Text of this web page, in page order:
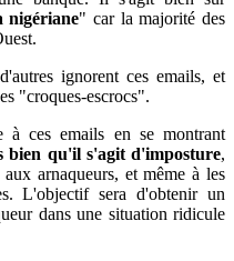
nigériane" car la majorité des
ignorent ces emails, et
"croques-escrocs".
à ces emails en se montrant
bien qu'il s'agit d'imposture,
arnaqueurs, et même à les
L'objectif sera d'obtenir un
dans une situation ridicule